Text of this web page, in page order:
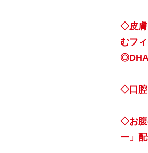
◇皮膚
むフ
◇口腔
◇お腹
ー」配